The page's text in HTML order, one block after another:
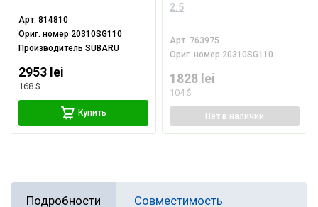
Арт.814810
Ориг. номер 20310SG110
ПроизводительSUBARU
2953 lei
168 $
Купить
2.5
Арт. 763975
Ориг. номер 20310SG110
1828 lei
104 $
Нет в наличии
Подробности Совместимость